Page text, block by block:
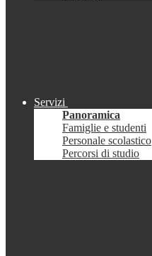
Servizi
Panoramica
Famiglie e studenti
Personale scolastico
Percorsi di studio